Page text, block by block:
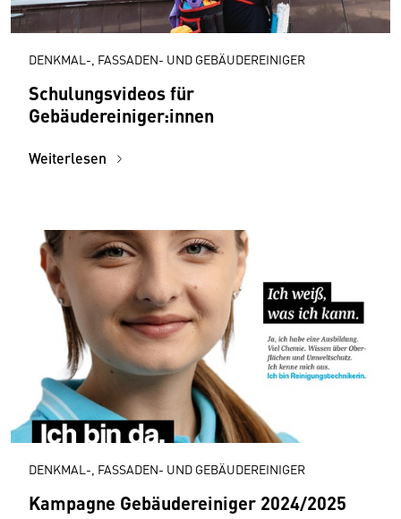
DENKMAL-, FASSADEN- UND GEBÄUDEREINIGER
Schulungsvideos für
Gebäudereiniger:innen
Weiterlesen
DENKMAL-, FASSADEN- UND GEBÄUDEREINIGER
Kampagne Gebäudereiniger 2024/2025